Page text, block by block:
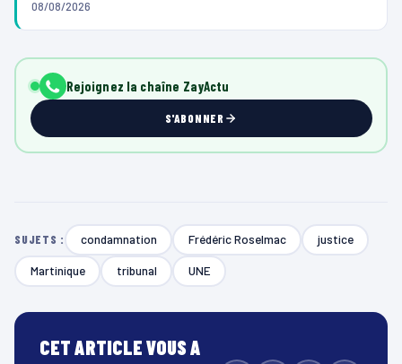
08/08/2026
Rejoignez la chaîne ZayActu
S'ABONNER
SUJETS : condamnation Frédéric Roselmac justice
Martinique tribunal UNE
CET ARTICLE VOUS A